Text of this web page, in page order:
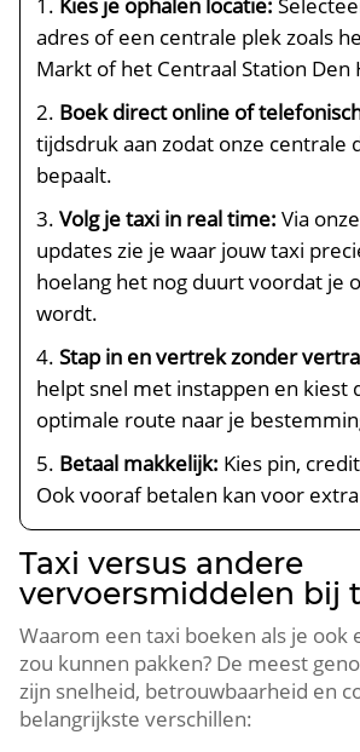
adres of een centrale plek zoals
Markt of het Centraal Station Den
Boek direct online of
tijdsdruk aan zodat onze centrale
bepaalt.
Volg je taxi in real time: Via
updates zie je waar jouw taxi
hoelang het nog duurt voordat je
wordt.
Stap in en vertrek zonder
helpt snel met instappen en kiest
optimale route naar je
Betaal makkelijk: Kies pin,
Ook vooraf betalen kan voor
Taxi versus andere
vervoersmiddelen bij
Waarom een taxi boeken als je ook
zou kunnen pakken? De meest
zijn snelheid, betrouwbaarheid en
belangrijkste verschillen: